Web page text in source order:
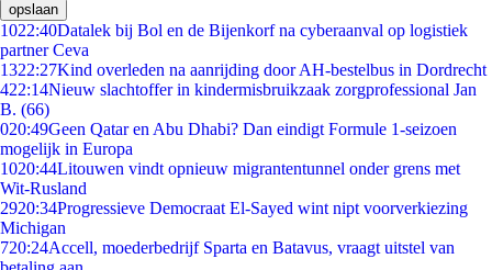
opslaan
1022:40Datalek bij Bol en de Bijenkorf na cyberaanval op logistiek
partner Ceva
1322:27Kind overleden na aanrijding door AH-bestelbus in Dordrecht
422:14Nieuw slachtoffer in kindermisbruikzaak zorgprofessional Jan
B. (66)
020:49Geen Qatar en Abu Dhabi? Dan eindigt Formule 1-seizoen
mogelijk in Europa
1020:44Litouwen vindt opnieuw migrantentunnel onder grens met
Wit-Rusland
2920:34Progressieve Democraat El-Sayed wint nipt voorverkiezing
Michigan
720:24Accell, moederbedrijf Sparta en Batavus, vraagt uitstel van